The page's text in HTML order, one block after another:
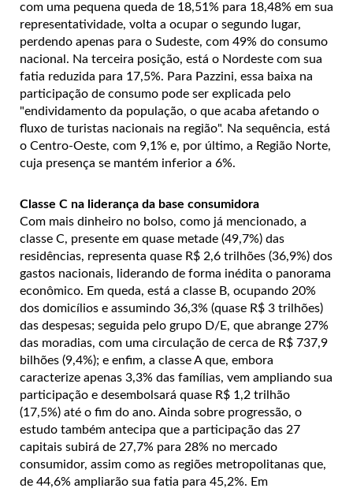
com uma pequena queda de 18,51% para 18,48% em sua
representatividade, volta a ocupar o segundo lugar,
perdendo apenas para o Sudeste, com 49% do consumo
nacional. Na terceira posição, está o Nordeste com sua
fatia reduzida para 17,5%. Para Pazzini, essa baixa na
participação de consumo pode ser explicada pelo
"endividamento da população, o que acaba afetando o
fluxo de turistas nacionais na região". Na sequência, está
o Centro-Oeste, com 9,1% e, por último, a Região Norte,
cuja presença se mantém inferior a 6%.
Classe C na liderança da base consumidora
Com mais dinheiro no bolso, como já mencionado, a
classe C, presente em quase metade (49,7%) das
residências, representa quase R$ 2,6 trilhões (36,9%) dos
gastos nacionais, liderando de forma inédita o panorama
econômico. Em queda, está a classe B, ocupando 20%
dos domicílios e assumindo 36,3% (quase R$ 3 trilhões)
das despesas; seguida pelo grupo D/E, que abrange 27%
das moradias, com uma circulação de cerca de R$ 737,9
bilhões (9,4%); e enfim, a classe A que, embora
caracterize apenas 3,3% das famílias, vem ampliando sua
participação e desembolsará quase R$ 1,2 trilhão
(17,5%) até o fim do ano. Ainda sobre progressão, o
estudo também antecipa que a participação das 27
capitais subirá de 27,7% para 28% no mercado
consumidor, assim como as regiões metropolitanas que,
de 44,6% ampliarão sua fatia para 45,2%. Em